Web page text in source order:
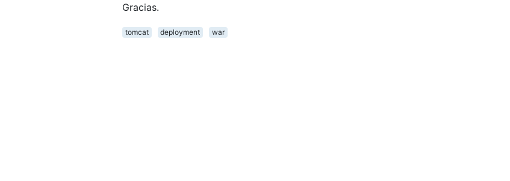
Gracias.
tomcat deployment war